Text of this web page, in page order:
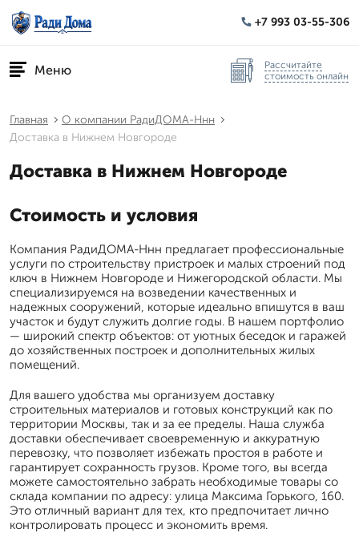
+7 993 03-55-306
Меню
Рассчитайте
стоимость онлайн
Главная
О компании РадиДОМА-Ннн
Доставка в Нижнем Новгороде
Доставка в Нижнем Новгороде
Стоимость и условия
Компания РадиДОМА-Ннн предлагает профессиональные
услуги по строительству пристроек и малых строений под
ключ в Нижнем Новгороде и Нижегородской области. Мы
специализируемся на возведении качественных и
надежных сооружений, которые идеально впишутся в ваш
участок и будут служить долгие годы. В нашем портфолио
— широкий спектр объектов: от уютных беседок и гаражей
до хозяйственных построек и дополнительных жилых
помещений.
Для вашего удобства мы организуем доставку
строительных материалов и готовых конструкций как по
территории Москвы, так и за ее пределы. Наша служба
доставки обеспечивает своевременную и аккуратную
перевозку, что позволяет избежать простоя в работе и
гарантирует сохранность грузов. Кроме того, вы всегда
можете самостоятельно забрать необходимые товары со
склада компании по адресу: улица Максима Горького, 160.
Это отличный вариант для тех, кто предпочитает лично
контролировать процесс и экономить время.